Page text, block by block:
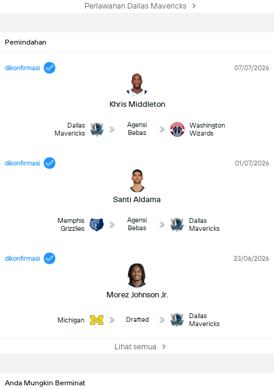
Perlawanan Dallas Mavericks
Pemindahan
dikonfirmasi
Khris Middleton
07/07/2026
Dallas
Mavericks
Agensi
Bebas
Washington
Wizards
dikonfirmasi
Santi Aldama
01/07/2026
Memphis
Grizzlies
Agensi
Bebas
Dallas
Mavericks
dikonfirmasi
Morez Johnson Jr.
23/06/2026
Michigan Drafted
Dallas
Mavericks
Lihat semua
Anda Mungkin Berminat